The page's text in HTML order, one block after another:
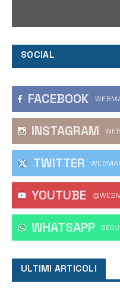
SOCIAL
FACEBOOK
INSTAGRAM
TWITTER
YOUTUBE
WHATSAPP
ULTIMI ARTICOLI